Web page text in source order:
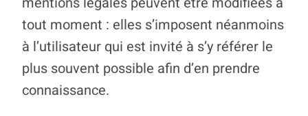
tout moment : elles s’imposent néanmoins
à l’utilisateur qui est invité à s’y référer le
plus souvent possible afin d’en prendre
connaissance.